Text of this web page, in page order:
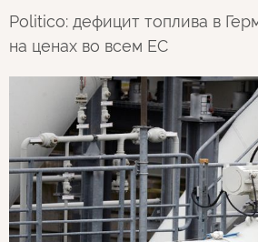
Politico: дефицит топлива в
на ценах во всем ЕС